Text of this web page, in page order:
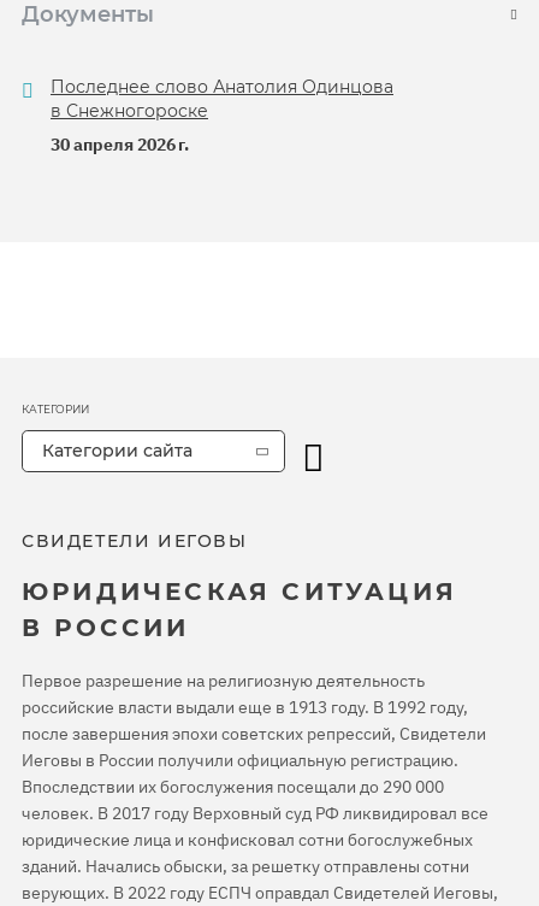
Документы
Последнее слово Анатолия Одинцова
в Снежногороске
30 апреля 2026 г.
СВИДЕТЕЛИ ИЕГОВЫ
ЮРИДИЧЕСКАЯ СИТУАЦИЯ
В РОССИИ
Первое разрешение на религиозную деятельность
российские власти выдали еще в 1913 году. В 1992 году,
после завершения эпохи советских репрессий, Свидетели
Иеговы в России получили официальную регистрацию.
Впоследствии их богослужения посещали до 290 000
человек. В 2017 году Верховный суд РФ ликвидировал все
юридические лица и конфисковал сотни богослужебных
зданий. Начались обыски, за решетку отправлены сотни
верующих. В 2022 году ЕСПЧ оправдал Свидетелей Иеговы,
КАТЕГОРИИ
Категории сайта